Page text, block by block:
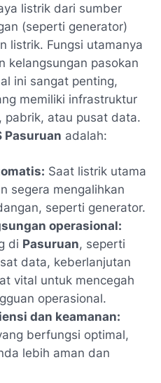
listrik dari sumber
(seperti generator)
listrik. Fungsi utamanya
kelangsungan pasokan
ini sangat penting,
memiliki infrastruktur
pabrik, atau pusat data.
Pasuruan adalah:
Saat listrik utama
segera mengalihkan
seperti generator.
operasional:
di Pasuruan, seperti
data, keberlanjutan
vital untuk mencegah
operasional.
dan keamanan:
berfungsi optimal,
lebih aman dan